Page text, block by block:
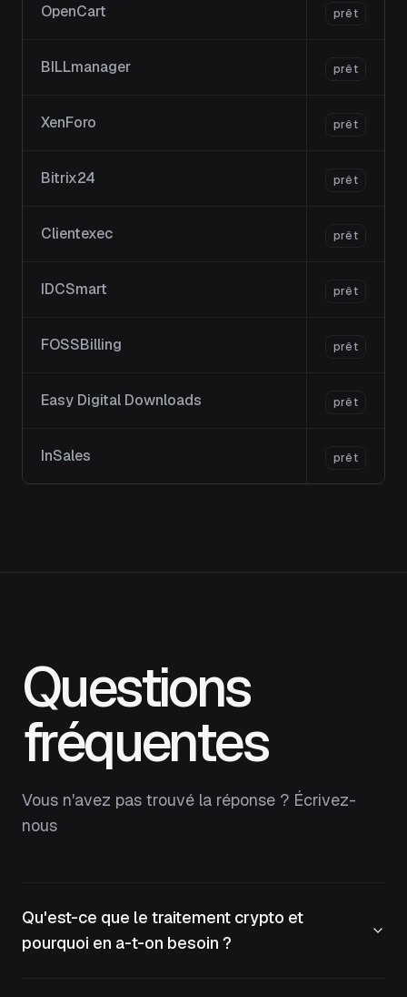
OpenCart prêt
BILLmanager prêt
XenForo prêt
Bitrix24 prêt
Clientexec prêt
IDCSmart prêt
FOSSBilling prêt
Easy Digital Downloads prêt
InSales prêt
Questions
fréquentes
Vous n'avez pas trouvé la réponse ? Écrivez-
nous
Qu'est-ce que le traitement crypto et
pourquoi en a-t-on besoin ?